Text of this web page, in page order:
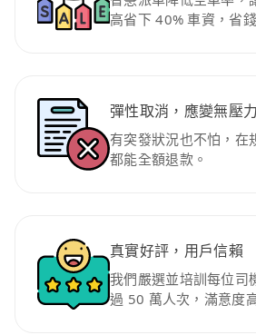
高省下 40% 車資，省
彈性取消，應變無壓力
有突發狀況也不怕，在
都能全額退款。
真實好評，用戶信賴
我們嚴選並培訓每位司
過 50 萬人次，滿意度